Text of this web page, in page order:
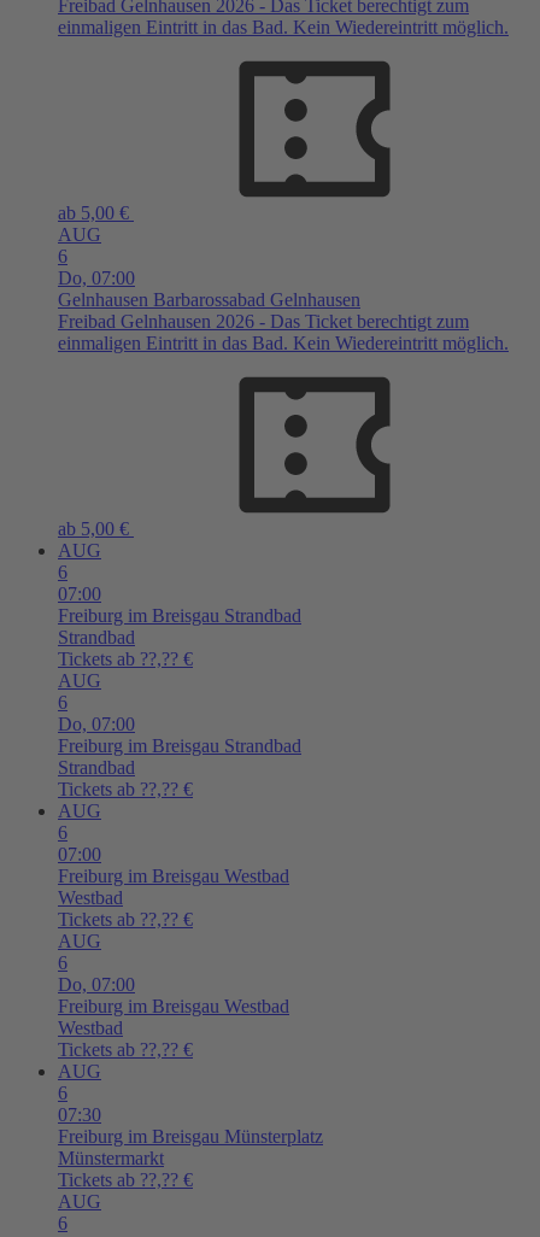
Freibad Gelnhausen 2026 - Das Ticket berechtigt zum
einmaligen Eintritt in das Bad. Kein Wiedereintritt möglich.
ab 5,00 €
AUG
6
Do, 07:00
Gelnhausen Barbarossabad Gelnhausen
Freibad Gelnhausen 2026 - Das Ticket berechtigt zum
einmaligen Eintritt in das Bad. Kein Wiedereintritt möglich.
ab 5,00 €
AUG
6
07:00
Freiburg im Breisgau Strandbad
Strandbad
Tickets ab ??,?? €
AUG
6
Do, 07:00
Freiburg im Breisgau Strandbad
Strandbad
Tickets ab ??,?? €
AUG
6
07:00
Freiburg im Breisgau Westbad
Westbad
Tickets ab ??,?? €
AUG
6
Do, 07:00
Freiburg im Breisgau Westbad
Westbad
Tickets ab ??,?? €
AUG
6
07:30
Freiburg im Breisgau Münsterplatz
Münstermarkt
Tickets ab ??,?? €
AUG
6